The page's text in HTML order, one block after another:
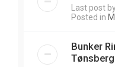
Last post
Posted in
Bunker
Tønsberg